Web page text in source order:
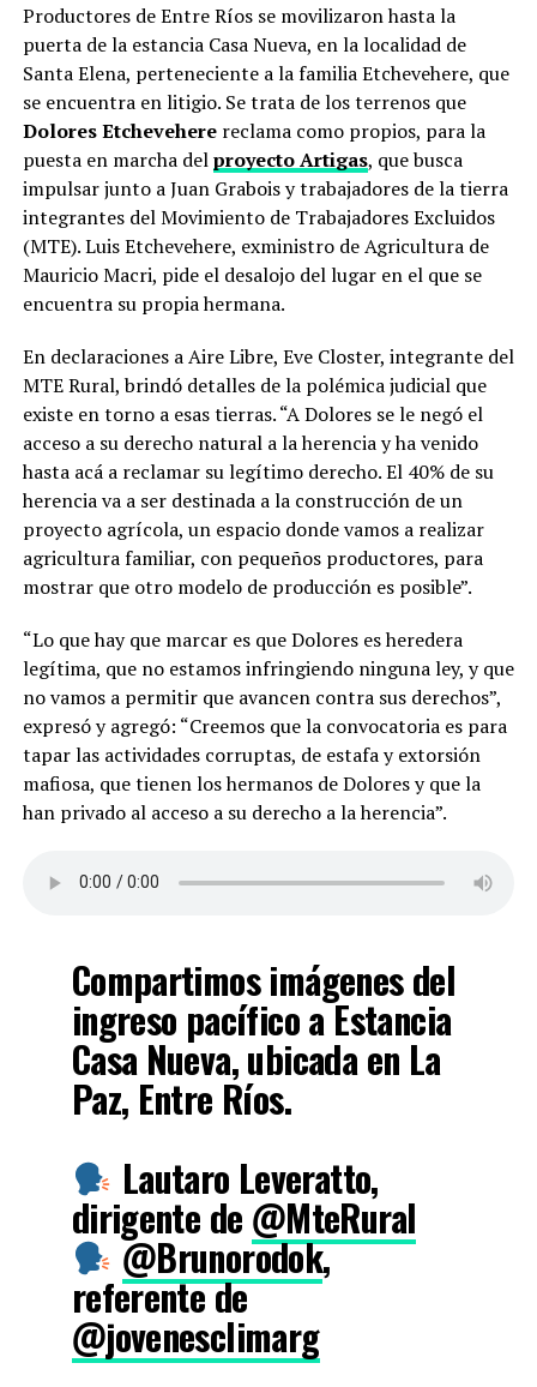
Productores de Entre Ríos se movilizaron hasta la
puerta de la estancia Casa Nueva, en la localidad de
Santa Elena, perteneciente a la familia Etchevehere, que
se encuentra en litigio. Se trata de los terrenos que
Dolores Etcheveherereclama como propios, para la
puesta en marcha delproyecto Artigas, que busca
impulsar junto a Juan Grabois y trabajadores de la tierra
integrantes del Movimiento de Trabajadores Excluidos
(MTE). Luis Etchevehere, exministro de Agricultura de
Mauricio Macri, pide el desalojo del lugar en el que se
encuentra su propia hermana.
En declaraciones a Aire Libre, Eve Closter, integrante del
MTE Rural, brindó detalles de la polémica judicial que
existe en torno a esas tierras. “A Dolores se le negó el
acceso a su derecho natural a la herencia y ha venido
hasta acá a reclamar su legítimo derecho. El 40% de su
herencia va a ser destinada a la construcción de un
proyecto agrícola, un espacio donde vamos a realizar
agricultura familiar, con pequeños productores, para
mostrar que otro modelo de producción es posible”.
“Lo que hay que marcar es que Dolores es heredera
legítima, que no estamos infringiendo ninguna ley, y que
no vamos a permitir que avancen contra sus derechos”,
expresó y agregó: “Creemos que la convocatoria es para
tapar las actividades corruptas, de estafa y extorsión
mafiosa, que tienen los hermanos de Dolores y que la
han privado al acceso a su derecho a la herencia”.
Compartimos imágenes del
ingreso pacífico a Estancia
Casa Nueva, ubicada en La
Paz, Entre Ríos.
Lautaro Leveratto,
dirigente de @MteRural
@Brunorodok,
referente de
@jovenesclimarg